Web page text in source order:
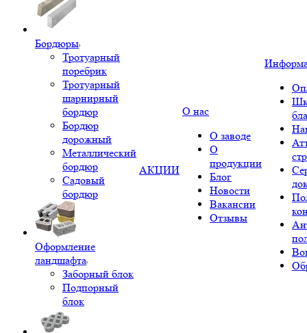
Бордюры
Тротуарный
поребрик
Тротуарный
шарнирный
бордюр
Бордюр
дорожный
Металлический
бордюр
Садовый
бордюр
Оформление
ландшафта
Заборный блок
Подпорный
блок
АКЦИИ
О нас
О заводе
О
продукции
Блог
Новости
Вакансии
Отзывы